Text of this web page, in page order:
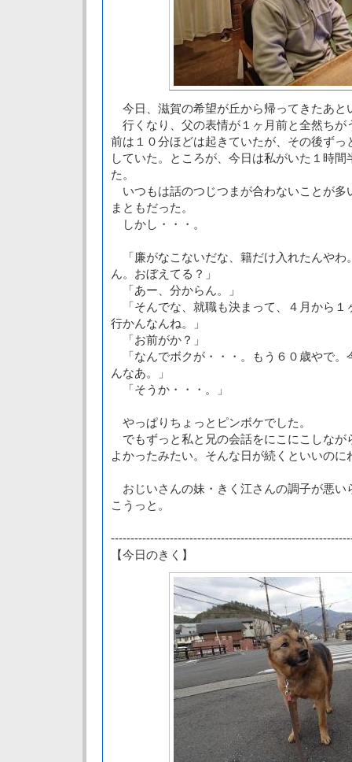
今日、滋賀の希望が丘から帰ってきたあと
行くなり、父の表情が１ヶ月前と全然ちが
前は１０分ほどは起きていたが、その後ずっ
していた。ところが、今日は私がいた１時
た。
いつもは話のつじつまが合わないことが多
まともだった。
しかし・・・。
「廉がなこないだな、籍だけ入れたんやわ
ん。おぼえてる？」
「あー、分からん。」
「そんでな、就職も決まって、４月から１
行かんなんね。」
「お前がか？」
「なんでボクが・・・。もう６０歳やで。
んなあ。」
「そうか・・・。」
やっぱりちょっとピンボケでした。
でもずっと私と兄の会話をにこにこしなが
よかったみたい。そんな日が続くといいのに
おじいさんの妹・きく江さんの調子が悪い
こうっと。
【今日のきく】